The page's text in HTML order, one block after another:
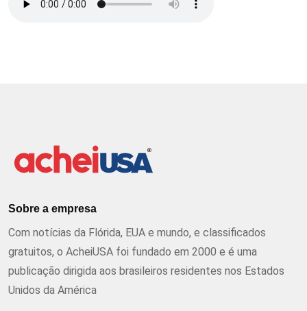
Sobre a empresa
Com notícias da Flórida, EUA e mundo, e classificados
gratuitos, o AcheiUSA foi fundado em 2000 e é uma
publicação dirigida aos brasileiros residentes nos Estados
Unidos da América